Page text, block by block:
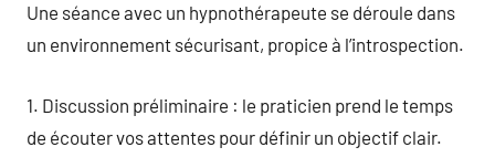
Une séance avec un hypnothérapeute se déroule dans
un environnement sécurisant, propice à l’introspection.
1. Discussion préliminaire : le praticien prend le temps
de écouter vos attentes pour définir un objectif clair.